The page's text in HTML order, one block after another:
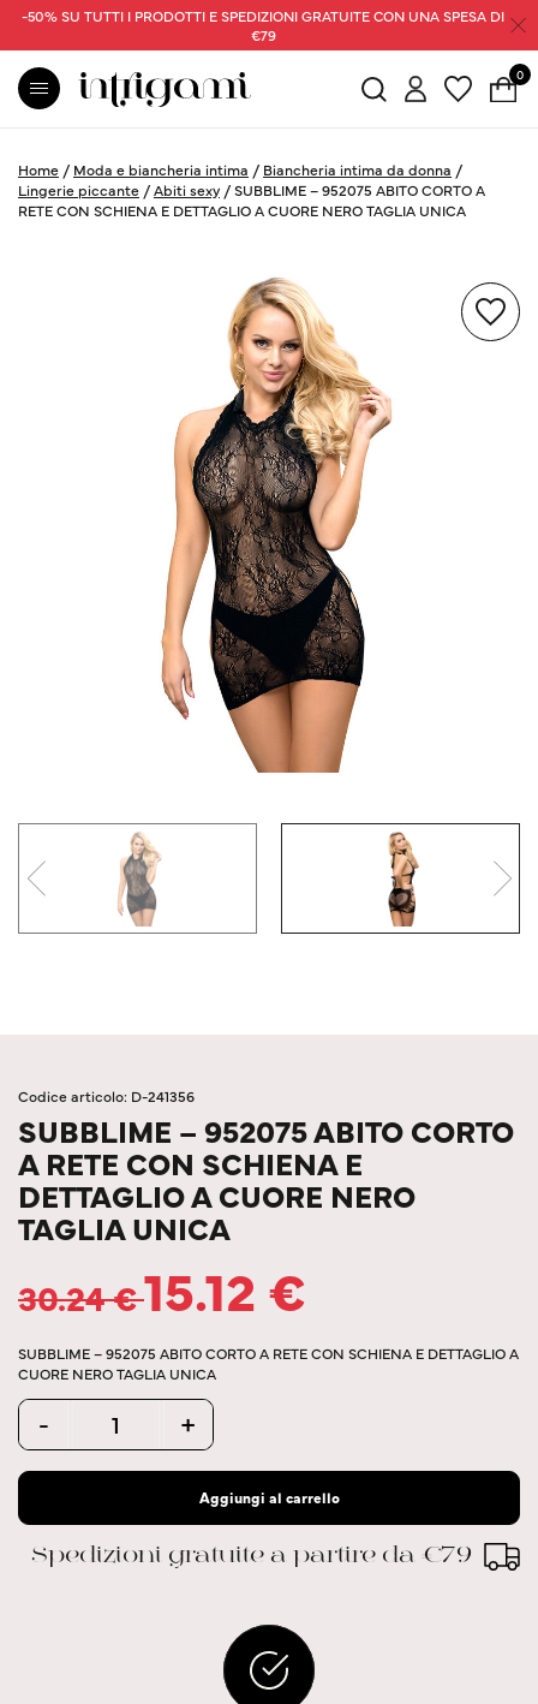
-50% SU TUTTI I PRODOTTI E SPEDIZIONI GRATUITE CON UNA SPESA DI
€79
0
Home / Moda e biancheria intima / Biancheria intima da donna /
Lingerie piccante /Abiti sexy /SUBBLIME – 952075 ABITO CORTO A
RETE CON SCHIENA E DETTAGLIO A CUORE NERO TAGLIA UNICA
Codice articolo: D-241356
SUBBLIME – 952075 ABITO CORTO
A RETE CON SCHIENA E
DETTAGLIO A CUORE NERO
TAGLIA UNICA
30.24€15.12€
SUBBLIME – 952075 ABITO CORTO A RETE CON SCHIENA E DETTAGLIO A
CUORE NERO TAGLIA UNICA
Quantity
- +
Aggiungi al carrello
Spedizioni gratuite a partire da €79